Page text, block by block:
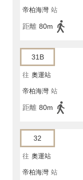
帝柏海灣 站
距離 80m
31B
往 奧運站
帝柏海灣 站
距離 80m
32
往 奧運站
帝柏海灣 站